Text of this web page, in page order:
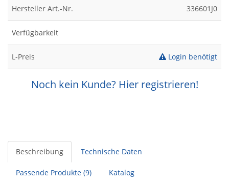
Hersteller Art.-Nr. 336601J0
Verfügbarkeit
L-Preis Login benötigt
Noch kein Kunde? Hier registrieren!
Beschreibung Technische Daten
Passende Produkte (9) Katalog